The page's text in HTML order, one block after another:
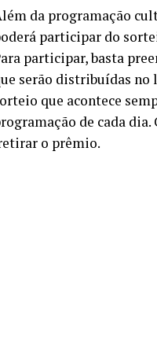
da programação
participar do
participar, basta
serão distribuídas no
que acontece
de cada dia.
o prêmio.